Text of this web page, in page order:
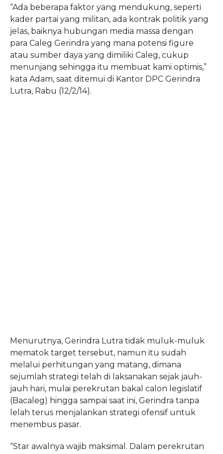
“Ada beberapa faktor yang mendukung, seperti
kader partai yang militan, ada kontrak politik yang
jelas, baiknya hubungan media massa dengan
para Caleg Gerindra yang mana potensi figure
atau sumber daya yang dimiliki Caleg, cukup
menunjang sehingga itu membuat kami optimis,”
kata Adam, saat ditemui di Kantor DPC Gerindra
Lutra, Rabu (12/2/14).
Menurutnya, Gerindra Lutra tidak muluk-muluk
mematok target tersebut, namun itu sudah
melalui perhitungan yang matang, dimana
sejumlah strategi telah di laksanakan sejak jauh-
jauh hari, mulai perekrutan bakal calon legislatif
(Bacaleg) hingga sampai saat ini, Gerindra tanpa
lelah terus menjalankan strategi ofensif untuk
menembus pasar.
“Star awalnya wajib maksimal. Dalam perekrutan